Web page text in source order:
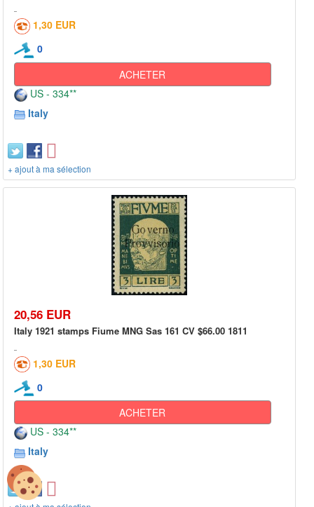
1,30 EUR
0
ACHETER
US - 334**
Italy
+ ajout à ma sélection
20,56 EUR
Italy 1921 stamps Fiume MNG Sas 161 CV $66.00 1811
1,30 EUR
0
ACHETER
US - 334**
Italy